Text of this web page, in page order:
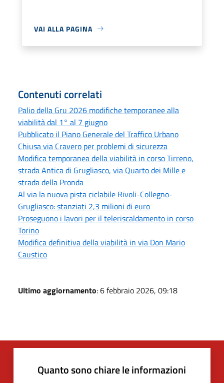
VAI ALLA PAGINA
Contenuti correlati
Palio della Gru 2026 modifiche temporanee alla
viabilità dal 1° al 7 giugno
Pubblicato il Piano Generale del Traffico Urbano
Chiusa via Cravero per problemi di sicurezza
Modifica temporanea della viabilità in corso Tirreno,
strada Antica di Grugliasco, via Quarto dei Mille e
strada della Pronda
Al via la nuova pista ciclabile Rivoli-Collegno-
Grugliasco: stanziati 2,3 milioni di euro
Proseguono i lavori per il teleriscaldamento in corso
Torino
Modifica definitiva della viabilità in via Don Mario
Caustico
Ultimo aggiornamento: 6 febbraio 2026, 09:18
Quanto sono chiare le informazioni